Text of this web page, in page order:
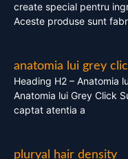
create special pentru
Aceste produse sunt
anatomia lui grey
Heading H2 – Anatomia
Anatomia lui Grey Click
captat atentia a
pluryal hair density